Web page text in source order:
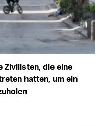
Zivilisten, die eine
hatten, um ein